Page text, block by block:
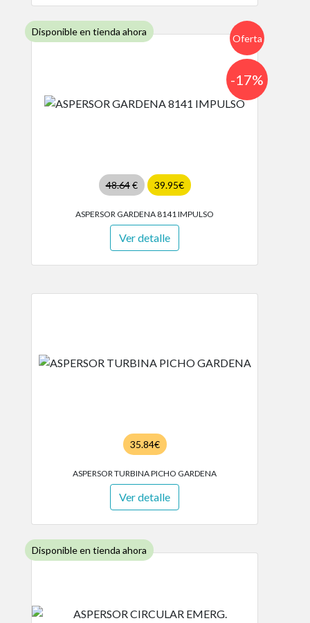
Disponible en tienda ahora
Oferta
48.64€ 39.95€
-17%
ASPERSOR GARDENA 8141 IMPULSO
Ver detalle
35.84€
ASPERSOR TURBINA PICHO GARDENA
Ver detalle
Disponible en tienda ahora